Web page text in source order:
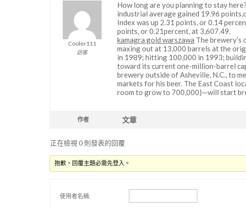
Cooler111
訪客
How long are you planning to stay here?
industrial average gained 19.96
Index was up 2.31 points, or 0.14
points, or 0.21percent, at 3,607.49.
kamagra gold warszawa The
maxing out at 13,000 barrels at the
in 1989; hitting 100,000 in 1993;
toward its current one-million-barrel
brewery outside of Asheville, N.C., to
markets for his beer. The East Coast
room to grow to 700,000)—will start
作者 文章
正在檢視 0 則發表的回覆
抱歉，回覆主題必需先登入。
使用者名稱: